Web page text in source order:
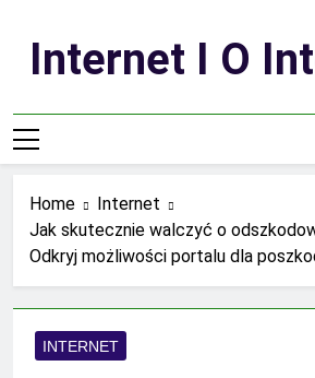
contentInternet I O
Home
Internet
Jak skutecznie walczyć o
Odkryj możliwości portalu dla
INTERNET